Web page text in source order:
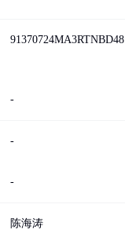
91370724MA3RTNBD48
-
-
-
陈海涛